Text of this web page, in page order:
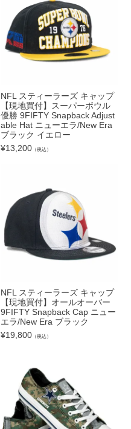
NFL スティーラーズ キャップ
【現地買付】スーパーボウル
優勝 9FIFTY Snapback Adjust
able Hat ニューエラ/New Era
ブラック イエロー
¥13,200 （税込）
NFL スティーラーズ キャップ
【現地買付】オールオーバー
9FIFTY Snapback Cap ニュー
エラ/New Era ブラック
¥19,800 （税込）